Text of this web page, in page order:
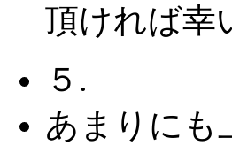
頂ければ幸
５.
あまりにも